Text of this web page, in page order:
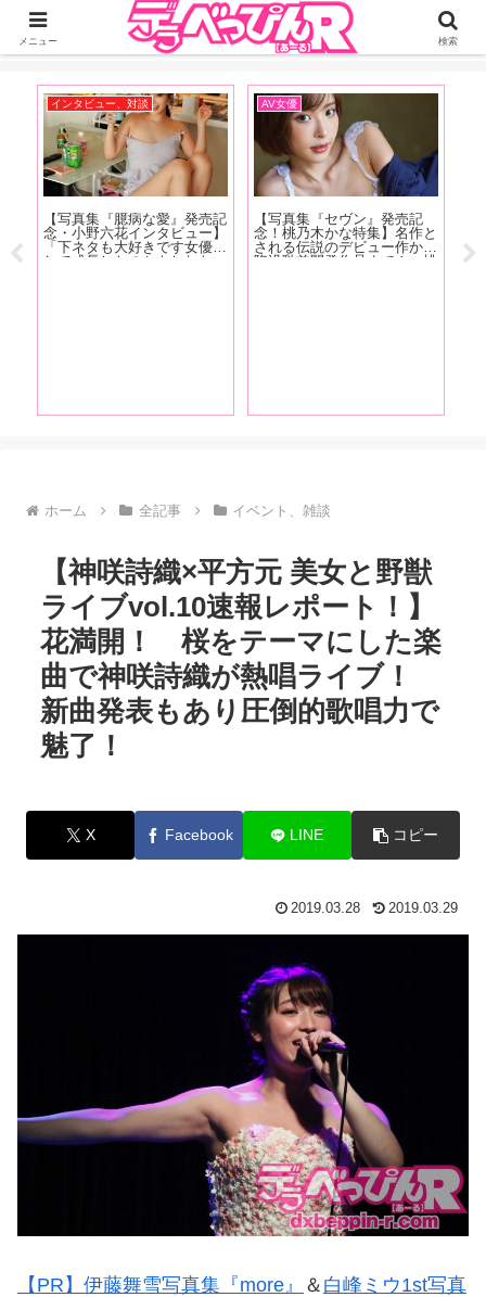
ジーオーティーが運営するちょっとHなニュースサイ。サイト内のリンクには
DMMアフィリエイトが含まれているものがあります
ビ
インタビュー、対談
【写真集『臆病な愛』発売記
念・小野六花インタビュー】
「下ネタも大好きです女優と
して成長したのかもしれない
AV女優
【写真集『セヴン』発売記
念！桃乃木かな特集】名作と
される伝説のデビュー作から
陥没乳首開発作品まで！ 桃
の
リ
ホーム 全記事 イベント、雑談
【神咲詩織×平方元 美女と野獣
ライブvol.10速報レポート！】
花満開！ 桜をテーマにした楽
曲で神咲詩織が熱唱ライブ！
新曲発表もあり圧倒的歌唱力で
魅了！
X Facebook LINE コピー
2019.03.28 2019.03.29
【PR】伊藤舞雪写真集『more』 ＆ 白峰ミウ1st写真
メニュー 検索